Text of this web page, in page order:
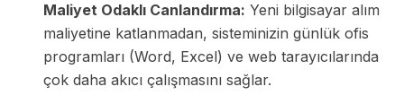
Maliyet Odaklı Canlandırma: Yeni bilgisayar alım
maliyetine katlanmadan, sisteminizin günlük ofis
programları (Word, Excel) ve web tarayıcılarında
çok daha akıcı çalışmasını sağlar.